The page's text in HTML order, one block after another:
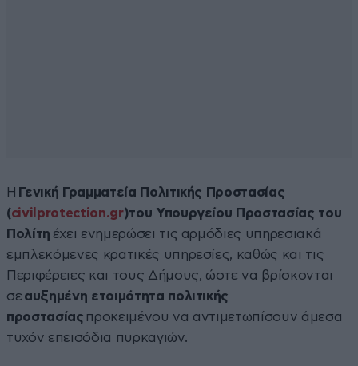
Η Γενική Γραμματεία Πολιτικής Προστασίας
(civilprotection.gr)του Υπουργείου Προστασίας του
Πολίτη έχει ενημερώσει τις αρμόδιες υπηρεσιακά
εμπλεκόμενες κρατικές υπηρεσίες, καθώς και τις
Περιφέρειες και τους Δήμους, ώστε να βρίσκονται
σε αυξημένη ετοιμότητα πολιτικής
προστασίας προκειμένου να αντιμετωπίσουν άμεσα
τυχόν επεισόδια πυρκαγιών.